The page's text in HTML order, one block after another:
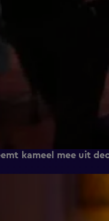
kameel mee uit